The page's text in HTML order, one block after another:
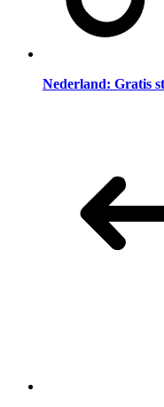
Nederland: Gratis